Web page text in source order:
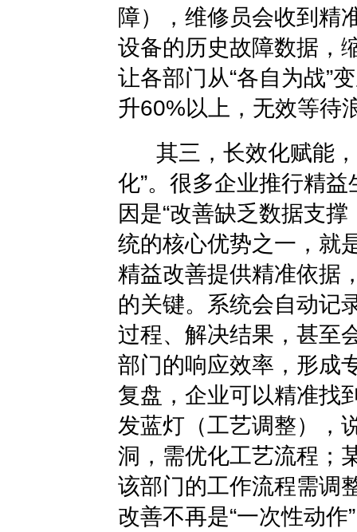
障），维修员会收到精
设备的历史故障数据，
让各部门从“各自为战”
升60%以上，无效等待
其三，长效化赋能，
化”。很多企业推行精
因是“改善缺乏数据支
统的核心优势之一，就
精益改善提供精准依据
的关键。系统会自动记
过程、解决结果，甚至
部门的响应效率，形成
复盘，企业可以精准找
发蓝灯（工艺调整），
洞，需优化工艺流程；
该部门的工作流程需调
改善不再是“一次性动